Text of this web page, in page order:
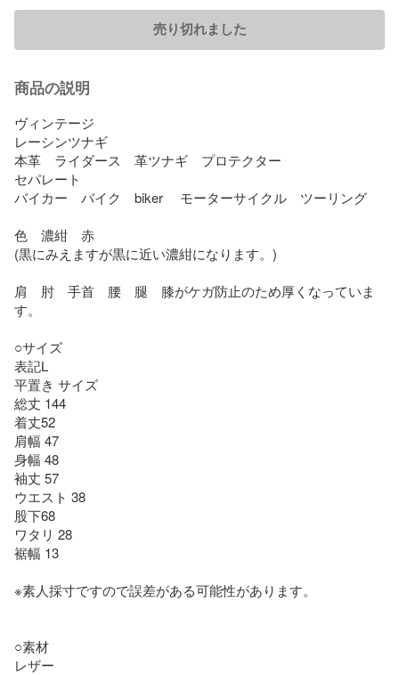
売り切れました
商品の説明
ヴィンテージ
レーシンツナギ
本革　ライダース　革ツナギ　プロテクター
セパレート
バイカー　バイク　biker 　モーターサイクル　ツーリング
色　濃紺　赤
(黒にみえますが黒に近い濃紺になります。)
肩　肘　手首　腰　腿　膝がケガ防止のため厚くなっていま
す。
○サイズ
表記L
平置き サイズ
総丈 144
着丈52
肩幅 47
身幅 48
袖丈 57
ウエスト 38
股下68
ワタリ 28
裾幅 13
※素人採寸ですので誤差がある可能性があります。
○素材
レザー